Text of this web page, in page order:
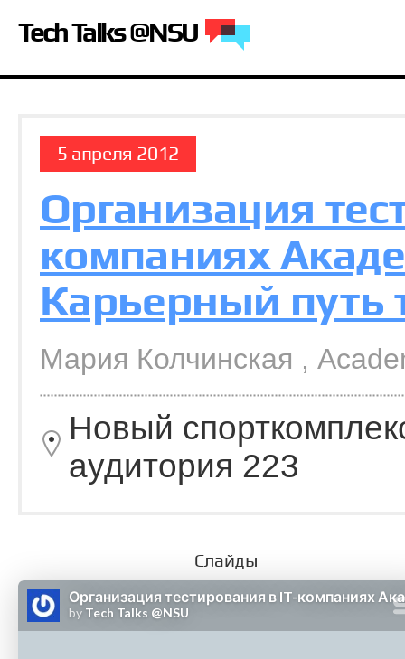
Tech Talks @NSU
5 апреля 2012
Организация
компаниях
Карьерный путь
Мария Колчинская ,
Новый
аудитория 223
Слайды